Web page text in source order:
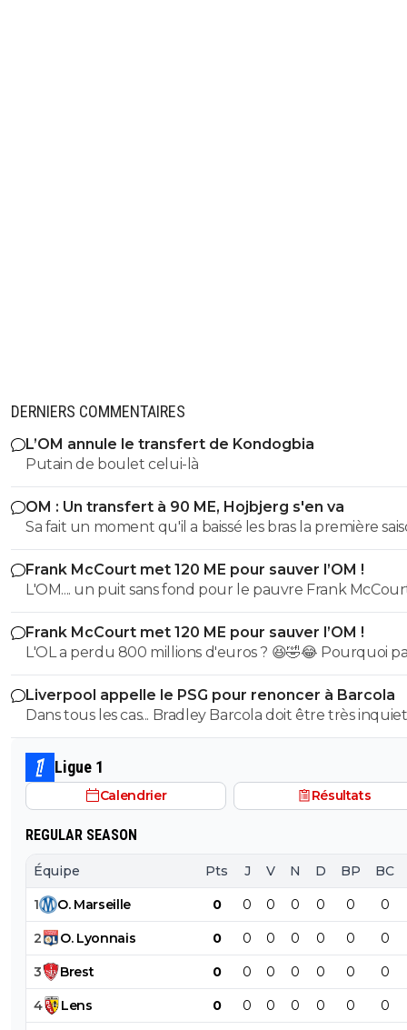
DERNIERS COMMENTAIRES
L’OM annule le transfert de Kondogbia
Putain de boulet celui-là
OM : Un transfert à 90 ME, Hojbjerg s'en va
Sa fait un moment qu'il a baissé les bras la première
etait top mais depuis quelques match etait en dessus.
et bon vent a lui pour le reste de sa carrière ...
Frank McCourt met 120 ME pour sauver l’OM !
L'OM.... un puit sans fond pour le pauvre Frank
Frank McCourt met 120 ME pour sauver l’OM !
L'OL a perdu 800 millions d'euros ? 😆🤣😂 Pourquoi pas un
milliard tant que tu y es ! ^^
Liverpool appelle le PSG pour renoncer à Barcola
Dans tous les cas... Bradley Barcola doit être très inquiet.
qui est vraiment compréhensible lorsque l'on sait
le PSG a traiter Kylian Mbappé lorsqu'il avait voulu
PSG.
Ligue 1
Calendrier Résultats
REGULAR SEASON
Équipe Pts J V N D BP BC
1 O. Marseille 0 0 0 0 0 0 0
2 O. Lyonnais 0 0 0 0 0 0 0
3 Brest 0 0 0 0 0 0 0
4 Lens 0 0 0 0 0 0 0